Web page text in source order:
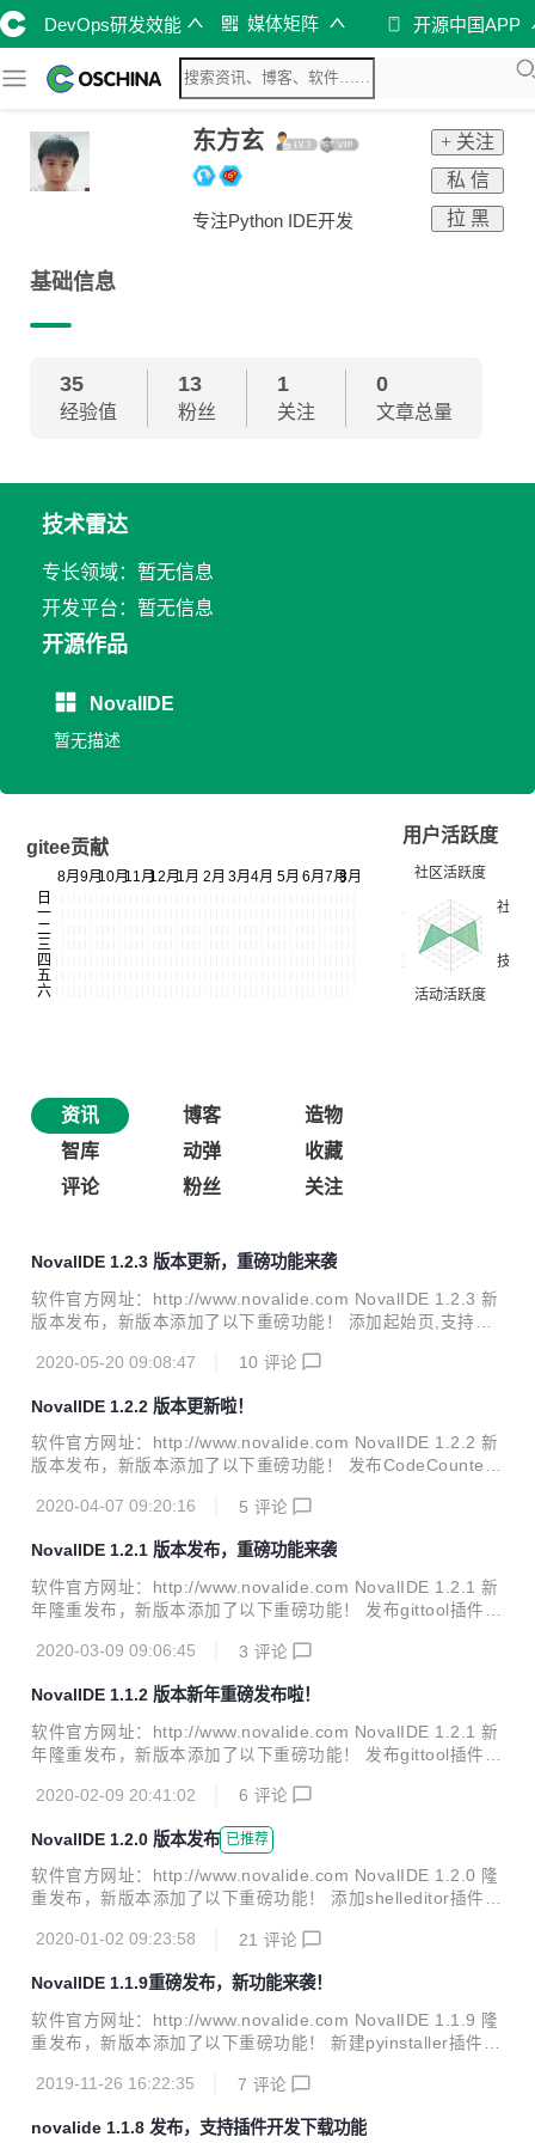
DevOps研发效能 媒体矩阵 开源中国APP
东方玄
专注Python IDE开发
+ 关注
私 信
拉 黑
基础信息
35
经验值
13
粉丝
1
关注
0
文章总量
技术雷达
专长领域：暂无信息
开发平台：暂无信息
开源作品
NovalIDE
暂无描述
gitee贡献
用户活跃度
资讯 博客
造物
智库
动弹
收藏
评论
粉丝 关注
NovalIDE 1.2.3 版本更新，重磅功能来袭
软件官方网址：http://www.novalide.com NovalIDE 1.2.3 新
版本发布，新版本添加了以下重磅功能！ 添加起始页,支持在
息以及学习教程 支持快捷键绑定自定义配置 制作了在线帮助
输出颜色的修改应用到所有输出窗口 优化PipManager插件包
更新方式,更快捷方便 修复了一些BUG 下面是一些功能截图：
2020-05-20 09:08:47 10 评论
NovalIDE 1.2.2 版本更新啦！
软件官方网址：http://www.novalide.com NovalIDE 1.2.2 新
版本发布，新版本添加了以下重磅功能！ 发布CodeCounter
有效代码行数。对纯文本文件则会统计总行数及空行数. 支持
风格的语法主题插件 添加对xml,html,css,javascript等web开
发语言的语法高亮支持 支持以打开方式打开项目文件 修复了
一些已知BUG 下面的功能截图：
2020-04-07 09:20:16 5 评论
NovalIDE 1.2.1 版本发布，重磅功能来袭
软件官方网址：http://www.novalide.com NovalIDE 1.2.1 新
年隆重发布，新版本添加了以下重磅功能！ 发布gittool插件,
持一键式转换django项目以及web调试 添加了自动完成插件,
自动插入成对的符号,如引号,三引号,括号等 支持刷新项目文件
夹下的文件并自动添加到项目文件中 优化调试器监视显示监视
值类型 调试器运行时设置是否鼠标悬停时显示监视文本的内存
2020-03-09 09:06:45 3 评论
NovalIDE 1.1.2 版本新年重磅发布啦！
软件官方网址：http://www.novalide.com NovalIDE 1.2.1 新
年隆重发布，新版本添加了以下重磅功能！ 发布gittool插件,
持一键式转换django项目以及web调试 添加了自动完成插件,
使用增强版智能提示功能可以边输入或边退格边提示 支持文本
自动插入成对的符号,如引号,三引号,括号等 支持刷新项目文件
夹下的文件并自动添加到项目文件中 优化调试器监视显示监视
值类型 调试器运行时设置是否鼠标悬停时显示监视文本的内存
2020-02-09 20:41:02 6 评论
NovalIDE 1.2.0 版本发布 已推荐
软件官方网址：http://www.novalide.com NovalIDE 1.2.0 隆
重发布，新版本添加了以下重磅功能！ 添加shelleditor插件
断点 优化了智能提示 双击文件视图时切换shell窗口当前路径
2020-01-02 09:23:58 21 评论
NovalIDE 1.1.9重磅发布，新功能来袭！
软件官方网址：http://www.novalide.com NovalIDE 1.1.9 隆
重发布，新版本添加了以下重磅功能！ 新建pyinstaller插件并
面板 添加了文本自动缩进以及智能提示的设置选项 修复了一
2019-11-26 16:22:35 7 评论
novalide 1.1.8 发布，支持插件开发下载功能